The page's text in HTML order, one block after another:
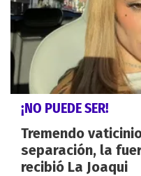
¡NO PUEDE SER!
Tremendo
separación, la
recibió La Joaqui